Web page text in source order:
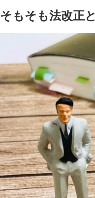
そもそも法改正